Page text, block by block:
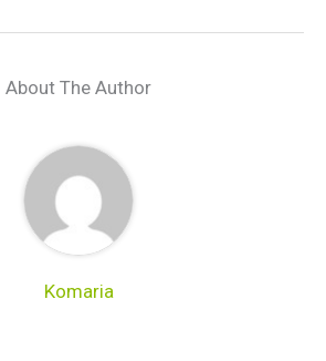
About The Author
Komaria